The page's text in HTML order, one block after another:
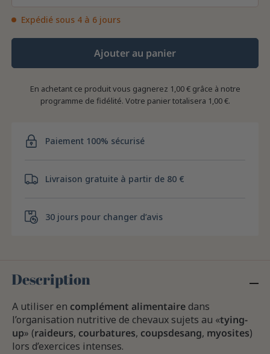
Expédié sous 4 à 6 jours
Ajouter au panier
En achetant ce produit vous gagnerez 1,00 €grâce à notre
programme de fidélité. Votre panier totalisera 1,00 €.
Paiement 100% sécurisé
Livraison gratuite à partir de 80 €
30 jours pour changer d’avis
Description
A utiliser en complément alimentairedans
l’organisation nutritive de chevaux sujets au «tying-
up» (raideurs, courbatures, coupsdesang, myosites)
lors d’exercices intenses.